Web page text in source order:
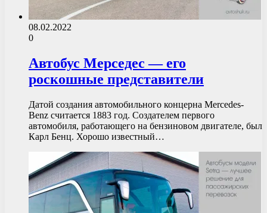
08.02.2022
0
Автобус Мерседес — его
роскошные представители
Датой создания автомобильного концерна Mercedes-
Benz считается 1883 год. Создателем первого
автомобиля, работающего на бензиновом двигателе, был
Карл Бенц. Хорошо известный…